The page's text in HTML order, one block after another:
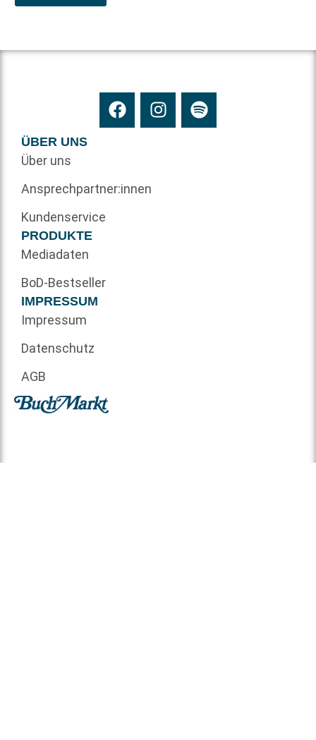
ÜBER UNS
Über uns
Ansprechpartner:innen
Kundenservice
PRODUKTE
Mediadaten
BoD-Bestseller
IMPRESSUM
Impressum
Datenschutz
AGB